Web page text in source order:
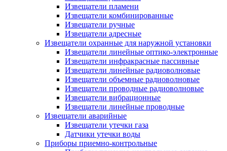
Извещатели пламени
Извещатели комбинированные
Извещатели ручные
Извещатели адресные
Извещатели охранные для наружной установки
Извещатели линейные оптико-электронные
Извещатели инфракрасные пассивные
Извещатели линейные радиоволновые
Извещатели объемные радиоволновые
Извещатели проводные радиоволновые
Извещатели вибрационные
Извещатели линейные проводные
Извещатели аварийные
Извещатели утечки газа
Датчики утечки воды
Приборы приемно-контрольные